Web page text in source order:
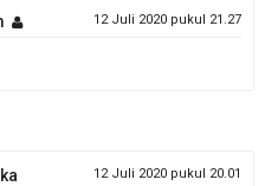
12 Juli 2020 pukul 21.27
12 Juli 2020 pukul 20.01